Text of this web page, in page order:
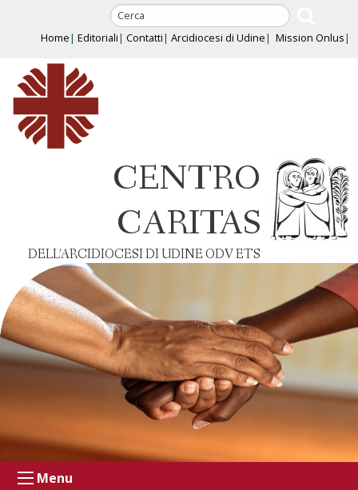
content
Home Editoriali Contatti Arcidiocesi di Udine Mission Onlus
CENTRO
CARITAS
DELL’ARCIDIOCESI DI UDINE ODV ETS
Menu